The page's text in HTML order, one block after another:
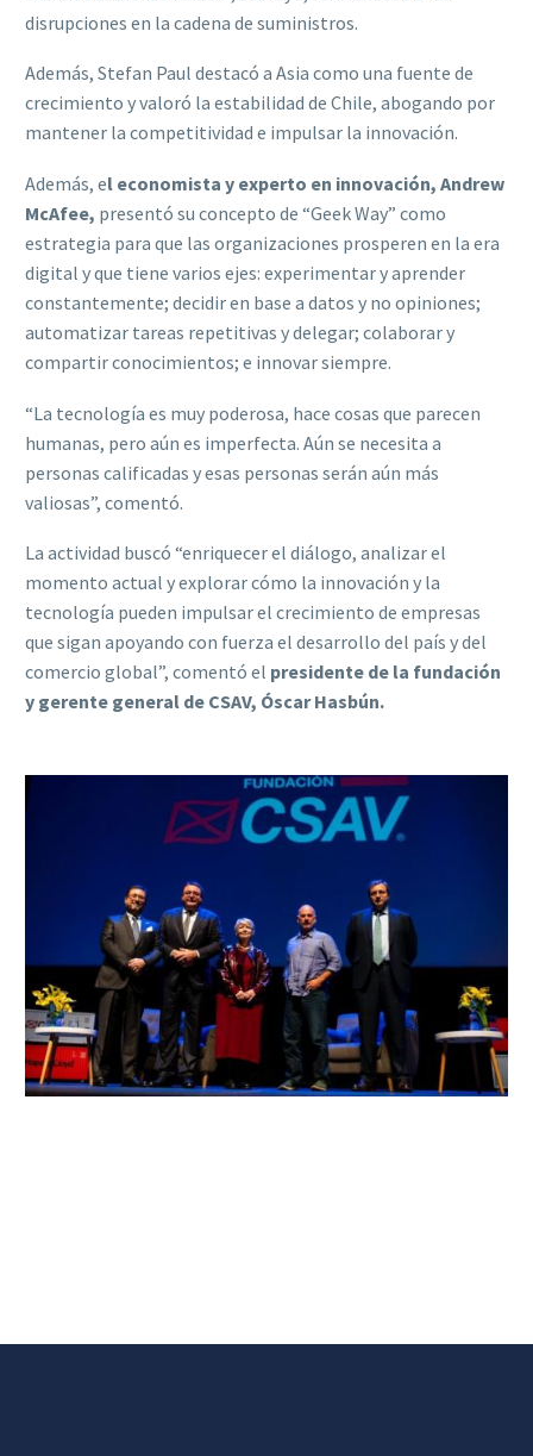
disrupciones en la cadena de suministros.
Además, Stefan Paul destacó a Asia como una fuente de
crecimiento y valoró la estabilidad de Chile, abogando por
mantener la competitividad e impulsar la innovación.
Además, el economista y experto en innovación, Andrew
McAfee, presentó su concepto de “Geek Way” como
estrategia para que las organizaciones prosperen en la era
digital y que tiene varios ejes: experimentar y aprender
constantemente; decidir en base a datos y no opiniones;
automatizar tareas repetitivas y delegar; colaborar y
compartir conocimientos; e innovar siempre.
“La tecnología es muy poderosa, hace cosas que parecen
humanas, pero aún es imperfecta. Aún se necesita a
personas calificadas y esas personas serán aún más
valiosas”, comentó.
La actividad buscó “enriquecer el diálogo, analizar el
momento actual y explorar cómo la innovación y la
tecnología pueden impulsar el crecimiento de empresas
que sigan apoyando con fuerza el desarrollo del país y del
comercio global”, comentó el presidente de la fundación
y gerente general de CSAV, Óscar Hasbún.